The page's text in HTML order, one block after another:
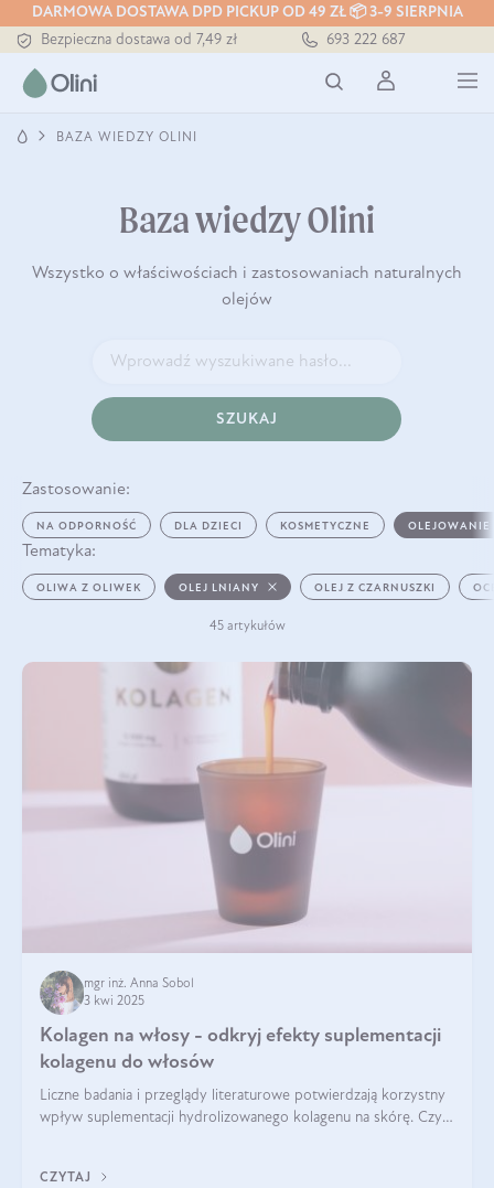
DARMOWA DOSTAWA DPD PICKUP OD 49 ZŁ 📦 3-9 SIERPNIA
Bezpieczna dostawa od 7,49 zł
Darmowa dostawa od 199 zł
693 222 687
BAZA WIEDZY OLINI
Baza wiedzy Olini
Wszystko o właściwościach i zastosowaniach naturalnych
olejów
SZUKAJ
Zastosowanie:
NA ODPORNOŚĆ DLA DZIECI KOSMETYCZNE OLEJOWANIE
Tematyka:
OLIWA Z OLIWEK OLEJ LNIANY OLEJ Z CZARNUSZKI
45 artykułów
mgr inż. Anna Sobol
3 kwi 2025
Kolagen na włosy - odkryj efekty suplementacji
kolagenu do włosów
Liczne badania i przeglądy literaturowe potwierdzają korzystny
wpływ suplementacji hydrolizowanego kolagenu na skórę. Czy
CZYTAJ